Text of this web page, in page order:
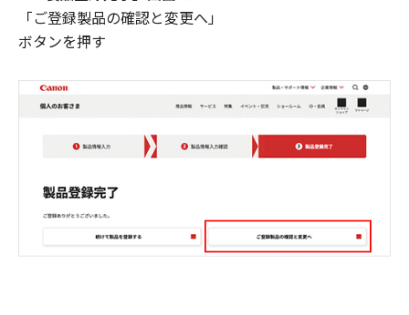
「ご登録製品の確認と変更へ」
ボタンを押す